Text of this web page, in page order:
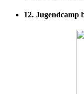
12. Jugendcamp